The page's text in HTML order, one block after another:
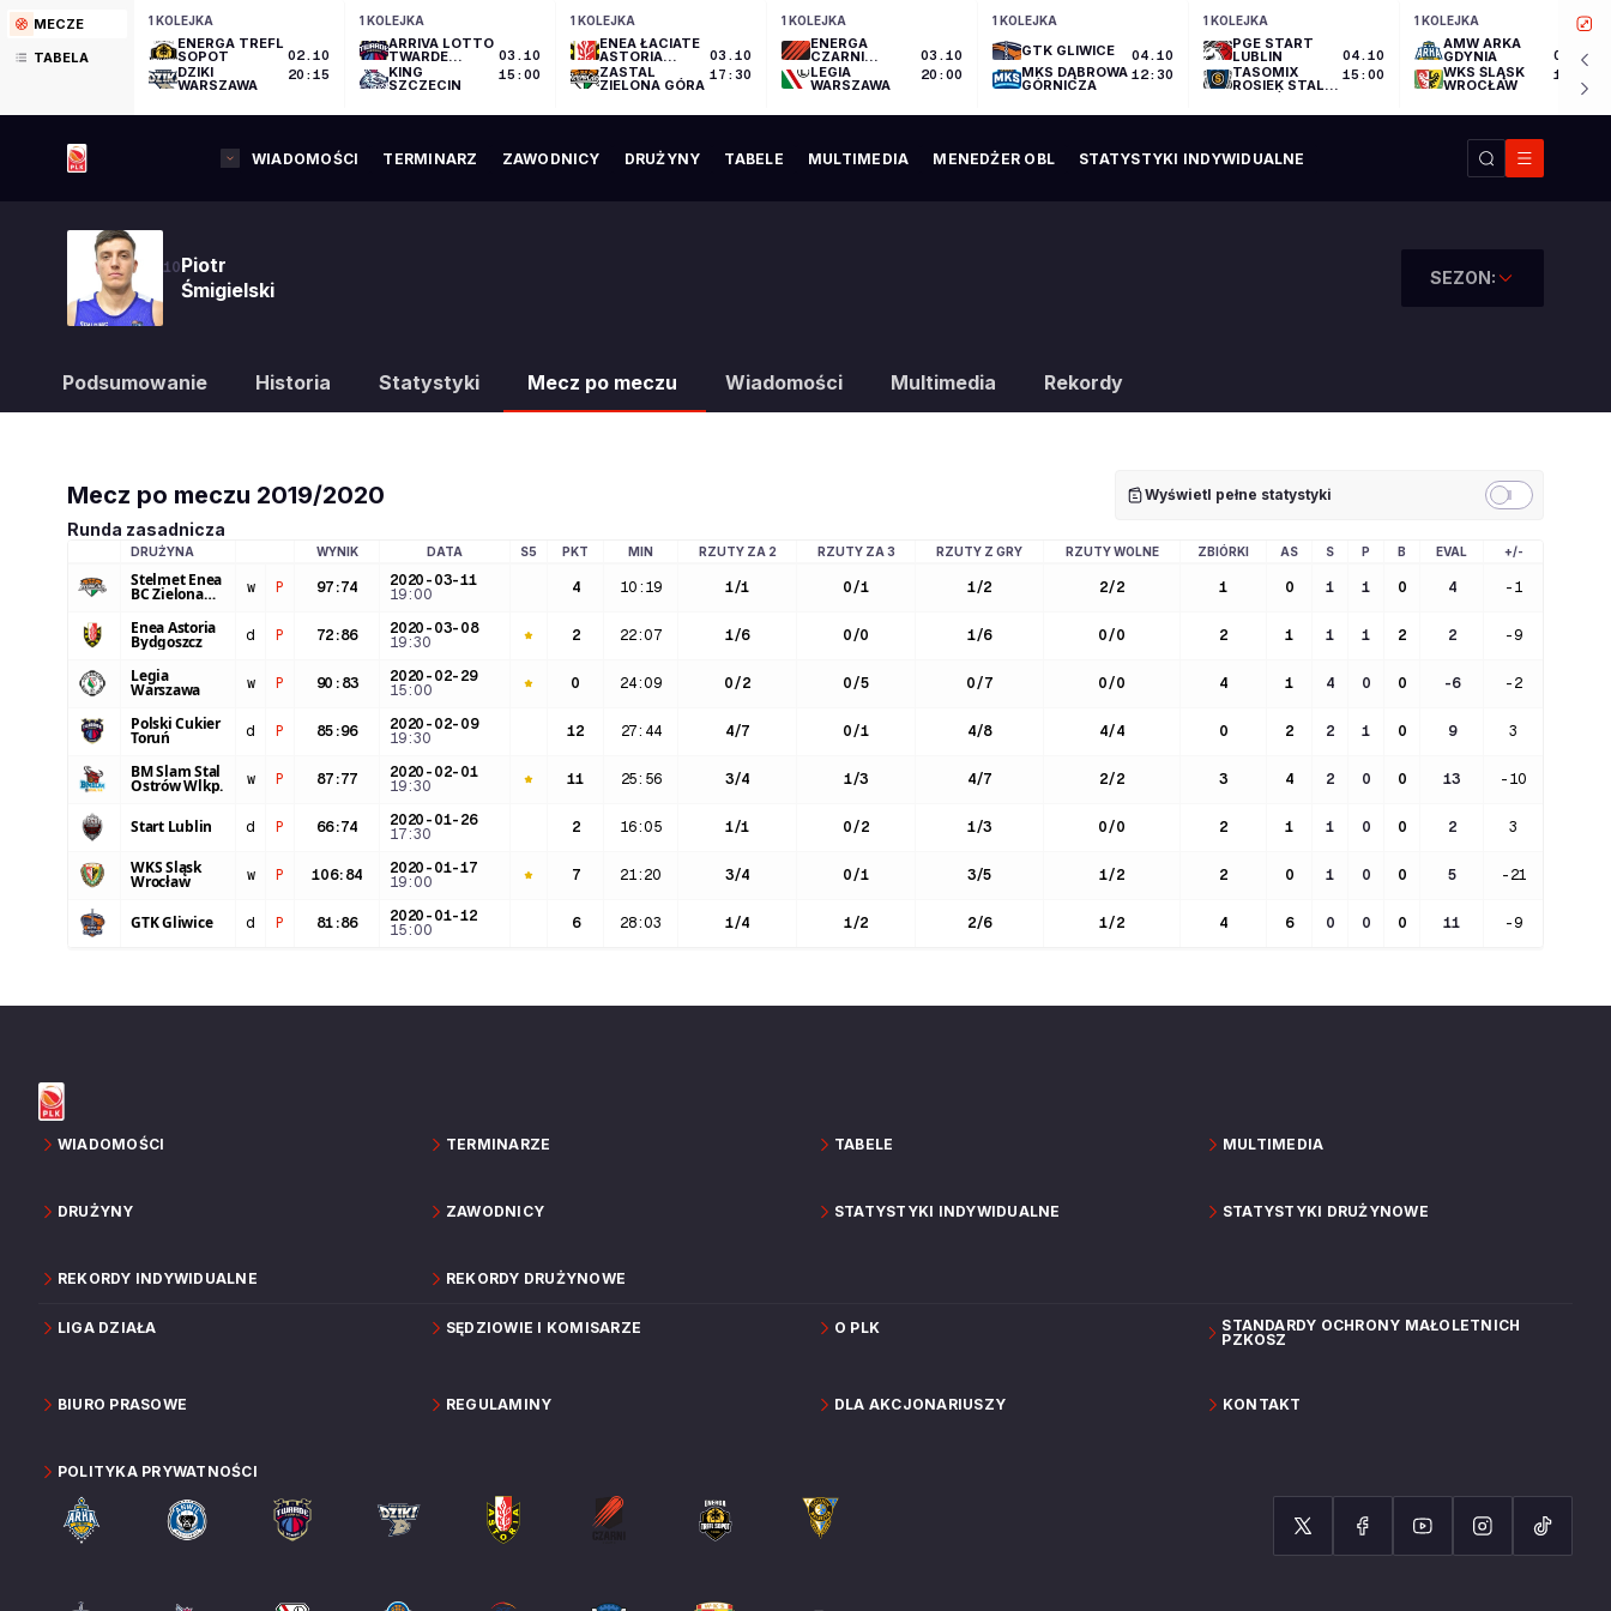
MECZE
TABELA
1 KOLEJKA
ENERGA TREFL
SOPOT
DZIKI
WARSZAWA
02.10
20:15
1 KOLEJKA
ARRIVA LOTTO
TWARDE
PIERNIKI
TORUŃ
KING
SZCZECIN
03.10
15:00
1 KOLEJKA
ENEA ŁACIATE
ASTORIA
BYDGOSZCZ
ZASTAL
ZIELONA GÓRA
03.10
17:30
1 KOLEJKA
ENERGA
CZARNI
SŁUPSK
LEGIA
WARSZAWA
03.10
20:00
1 KOLEJKA
GTK GLIWICE
MKS DĄBROWA
GÓRNICZA
04.10
12:30
1 KOLEJKA
PGE START
LUBLIN
TASOMIX
ROSIEK STAL
WIELKOPOLSKI
04.10
15:00
1 KOLEJKA
AMW ARKA
GDYNIA
WKS ŚLĄSK
WROCŁAW
04.10
17:30
WIADOMOŚCI TERMINARZ ZAWODNICY DRUŻYNY TABELE MULTIMEDIA MENEDŻER OBL STATYSTYKI INDYWIDUALNE
10Piotr
Śmigielski
SEZON:
Podsumowanie Historia Statystyki Mecz po meczu Wiadomości Multimedia Rekordy
Mecz po meczu 2019/2020 Wyświetl pełne statystyki
Runda zasadnicza
LOGO DRUŻYNY
DRUŻYNA WYNIK DATA S5 PKT MIN RZUTY ZA 2 RZUTY ZA 3 RZUTY Z GRY RZUTY WOLNE ZBIÓRKI AS S P B EVAL +/-
Stelmet Enea
BC Zielona w P 97:74
2020-03-11
19:00
4 10:19 1/1 0/1 1/2 2/2 1 0 1 1 0 4 -1
Enea Astoria
Bydgoszcz d P 72:86
2020-03-08
19:30
2 22:07 1/6 0/0 1/6 0/0 2 1 1 1 2 2 -9
Legia
Warszawa w P 90 : 83
2020-02-29
15:00
0 24:09 0/2 0/5 0/7 0/0 4 1 4 0 0 -6 -2
Polski Cukier
Toruń d P 85:96
2020-02-09
19:30
12 27:44 4/7 0/1 4/8 4/4 0 2 2 1 0 9 3
BM Slam Stal
Ostrów Wlkp. w P 87:77
2020-02-01
19:30
11 25:56 3/4 1/3 4/7 2/2 3 4 2 0 0 13 -10
Start Lublin d P 66:74
2020-01-26
17:30
2 16:05 1/1 0/2 1/3 0/0 2 1 1 0 0 2 3
WKS Śląsk
Wrocław w P 106: 84
2020-01-17
19:00
7 21:20 3/4 0/1 3/5 1/2 2 0 1 0 0 5 -21
GTK Gliwice d P 81:86
2020-01-12
15:00
6 28:03 1/4 1/2 2/6 1/2 4 6 0 0 0 11 -9
WIADOMOŚCI TERMINARZE TABELE MULTIMEDIA
DRUŻYNY ZAWODNICY STATYSTYKI INDYWIDUALNE STATYSTYKI DRUŻYNOWE
REKORDY INDYWIDUALNE REKORDY DRUŻYNOWE
LIGA DZIAŁA SĘDZIOWIE I KOMISARZE O PLK
STANDARDY OCHRONY MAŁOLETNICH
PZKOSZ
BIURO PRASOWE REGULAMINY DLA AKCJONARIUSZY KONTAKT
POLITYKA PRYWATNOŚCI